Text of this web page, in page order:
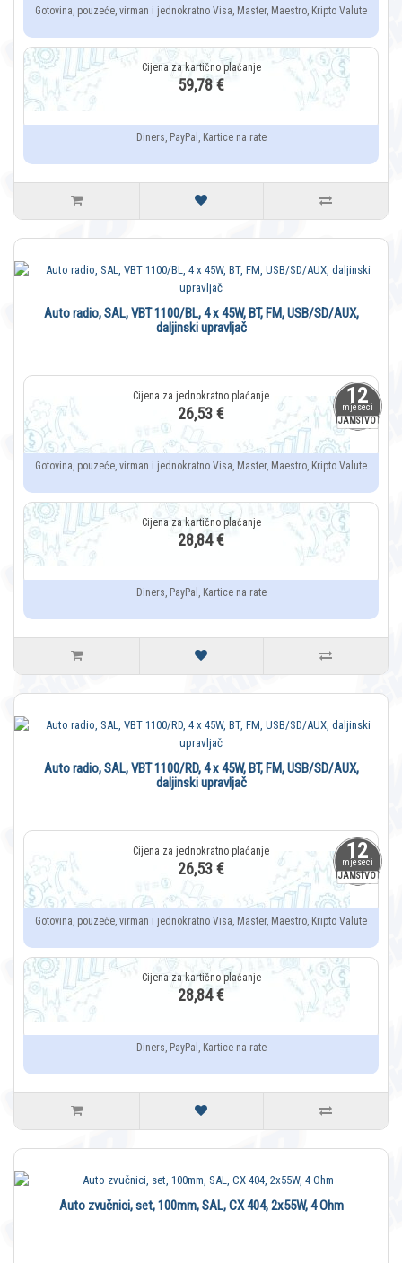
Gotovina, pouzeće, virman i jednokratno Visa, Master, Maestro, Kripto Valute
59,78 €
Diners, PayPal, Kartice na rate
12
mjeseci
JAMSTVO
Auto radio, SAL, VBT 1100/BL, 4 x 45W, BT, FM, USB/SD/AUX,
daljinski upravljač
26,53 €
Gotovina, pouzeće, virman i jednokratno Visa, Master, Maestro, Kripto Valute
28,84 €
Diners, PayPal, Kartice na rate
12
mjeseci
JAMSTVO
Auto radio, SAL, VBT 1100/RD, 4 x 45W, BT, FM, USB/SD/AUX,
daljinski upravljač
26,53 €
Gotovina, pouzeće, virman i jednokratno Visa, Master, Maestro, Kripto Valute
28,84 €
Diners, PayPal, Kartice na rate
Auto zvučnici, set, 100mm, SAL, CX 404, 2x55W, 4 Ohm